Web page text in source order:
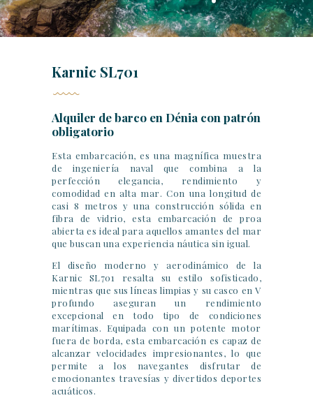
CONTACTO
Karnic SL701
Alquiler de barco en Dénia con patrón
obligatorio
Esta embarcación, es una magnífica muestra
de ingeniería naval que combina a la
perfección elegancia, rendimiento y
comodidad en alta mar. Con una longitud de
casi 8 metros y una construcción sólida en
fibra de vidrio, esta embarcación de proa
abierta es ideal para aquellos amantes del mar
que buscan una experiencia náutica sin igual.
El diseño moderno y aerodinámico de la
Karnic SL701 resalta su estilo sofisticado,
mientras que sus líneas limpias y su casco en V
profundo aseguran un rendimiento
excepcional en todo tipo de condiciones
marítimas. Equipada con un potente motor
fuera de borda, esta embarcación es capaz de
alcanzar velocidades impresionantes, lo que
permite a los navegantes disfrutar de
emocionantes travesías y divertidos deportes
acuáticos.